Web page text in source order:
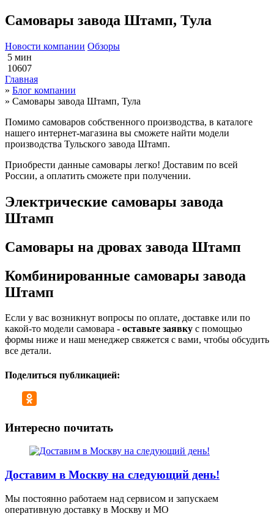
Самовары завода Штамп, Тула
Новости компании Обзоры
5 мин
10607
Главная
» Блог компании
» Самовары завода Штамп, Тула
Помимо самоваров собственного производства, в каталоге
нашего интернет-магазина вы сможете найти модели
производства Тульского завода Штамп.
Приобрести данные самовары легко! Доставим по всей
России, а оплатить сможете при получении.
Электрические самовары завода
Штамп
Самовары на дровах завода Штамп
Комбинированные самовары завода
Штамп
Если у вас возникнут вопросы по оплате, доставке или по
какой-то модели самовара - оставьте заявку с помощью
формы ниже и наш менеджер свяжется с вами, чтобы обсудить
все детали.
Поделиться публикацией:
Интересно почитать
Доставим в Москву на следующий день!
Мы постоянно работаем над сервисом и запускаем
оперативную доставку в Москву и МО